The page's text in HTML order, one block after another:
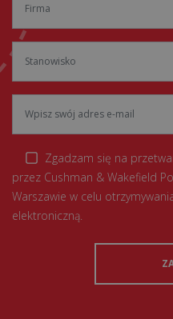
Zgadzam się na
przez Cushman & Wakefield
Warszawie w celu
elektroniczną.